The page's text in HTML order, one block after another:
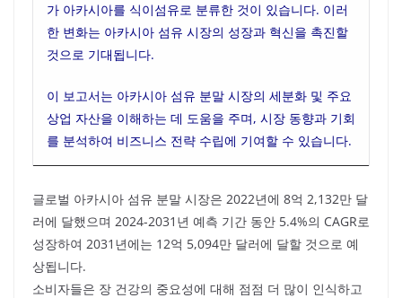
가 아카시아를 식이섬유로 분류한 것이 있습니다. 이러
한 변화는 아카시아 섬유 시장의 성장과 혁신을 촉진할
것으로 기대됩니다.
이 보고서는 아카시아 섬유 분말 시장의 세분화 및 주요
상업 자산을 이해하는 데 도움을 주며, 시장 동향과 기회
를 분석하여 비즈니스 전략 수립에 기여할 수 있습니다.
글로벌 아카시아 섬유 분말 시장은 2022년에 8억 2,132만 달
러에 달했으며 2024-2031년 예측 기간 동안 5.4%의 CAGR로
성장하여 2031년에는 12억 5,094만 달러에 달할 것으로 예
상됩니다.
소비자들은 장 건강의 중요성에 대해 점점 더 많이 인식하고